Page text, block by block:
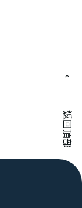
返回頂部